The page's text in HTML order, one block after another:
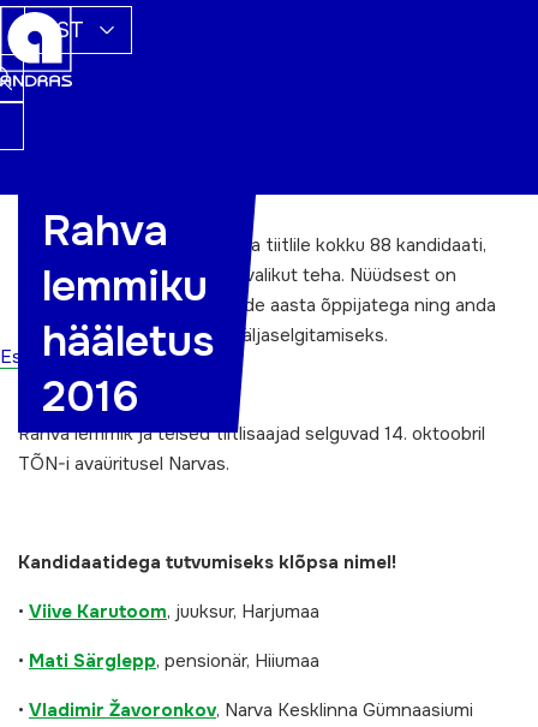
EST
Esileht
Rahva
lemmiku
hääletus
2016
Sel aastal esitati aasta õppija tiitlile kokku 88 kandidaati,
kelle hulgast oli väga raske valikut teha. Nüüdsest on
võimalik tutvuda maakondade aasta õppijatega ning anda
oma häälrahva lemmiku väljaselgitamiseks.
Hääletamine on lõppenud.
Rahva lemmik ja teised tiitlisaajad selguvad 14. oktoobril
TÕN-i avaüritusel Narvas.
Kandidaatidega tutvumiseks klõpsa nimel!
• Viive Karutoom, juuksur, Harjumaa
• Mati Särglepp, pensionär, Hiiumaa
• Vladimir Žavoronkov, Narva Kesklinna Gümnaasiumi